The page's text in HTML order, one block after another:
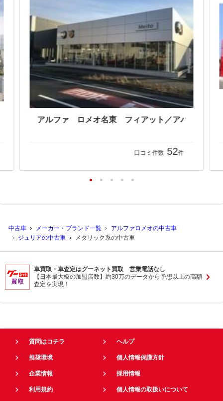
フィアット堺／アバルト堺／アルファロメオ堺 認定中古車オートエキスパートセンター
口コミ件数 52件
中古車 メーカー・ブランド一覧
アルファロメオの中古車
ジュリアの中古車
メタリック系の中古車
車買取・車査定はグーネット買取 営業電話なし
【日本最大級の加盟店数】約30万のデータから予想以上の高額
査定を実現！
質問はコチラ ヘルプ
推奨環境 個人情報保護方針
企業情報 採用情報
利用規約 個人情報の取扱いについて